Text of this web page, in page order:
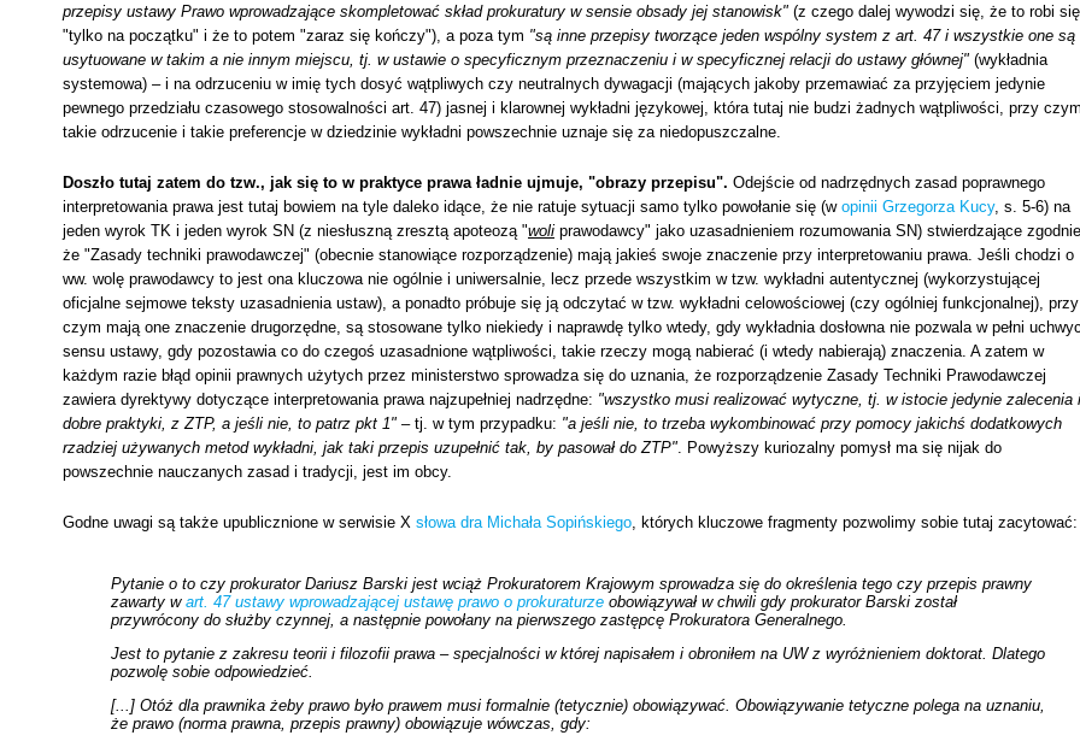
przepisy ustawy Prawo wprowadzające skompletować skład prokuratury w sensie obsady jej stanowisk" (z czego dalej wywodzi się, że to robi się
"tylko na początku" i że to potem "zaraz się kończy"), a poza tym "są inne przepisy tworzące jeden wspólny system z art. 47 i wszystkie one są
usytuowane w takim a nie innym miejscu, tj. w ustawie o specyficznym przeznaczeniu i w specyficznej relacji do ustawy głównej" (wykładnia
systemowa) – i na odrzuceniu w imię tych dosyć wątpliwych czy neutralnych dywagacji (mających jakoby przemawiać za przyjęciem jedynie
pewnego przedziału czasowego stosowalności art. 47) jasnej i klarownej wykładni językowej, która tutaj nie budzi żadnych wątpliwości, przy
takie odrzucenie i takie preferencje w dziedzinie wykładni powszechnie uznaje się za niedopuszczalne.
Doszło tutaj zatem do tzw., jak się to w praktyce prawa ładnie ujmuje, "obrazy przepisu". Odejście od nadrzędnych zasad poprawnego
interpretowania prawa jest tutaj bowiem na tyle daleko idące, że nie ratuje sytuacji samo tylko powołanie się (w opinii Grzegorza Kucy, s. 5-6) na
jeden wyrok TK i jeden wyrok SN (z niesłuszną zresztą apoteozą "woli prawodawcy" jako uzasadnieniem rozumowania SN) stwierdzające
że "Zasady techniki prawodawczej" (obecnie stanowiące rozporządzenie) mają jakieś swoje znaczenie przy interpretowaniu prawa. Jeśli chodzi o
ww. wolę prawodawcy to jest ona kluczowa nie ogólnie i uniwersalnie, lecz przede wszystkim w tzw. wykładni autentycznej (wykorzystującej
oficjalne sejmowe teksty uzasadnienia ustaw), a ponadto próbuje się ją odczytać w tzw. wykładni celowościowej (czy ogólniej funkcjonalnej), przy
czym mają one znaczenie drugorzędne, są stosowane tylko niekiedy i naprawdę tylko wtedy, gdy wykładnia dosłowna nie pozwala w pełni
sensu ustawy, gdy pozostawia co do czegoś uzasadnione wątpliwości, takie rzeczy mogą nabierać (i wtedy nabierają) znaczenia. A zatem w
każdym razie błąd opinii prawnych użytych przez ministerstwo sprowadza się do uznania, że rozporządzenie Zasady Techniki Prawodawczej
zawiera dyrektywy dotyczące interpretowania prawa najzupełniej nadrzędne: "wszystko musi realizować wytyczne, tj. w istocie jedynie zalecenia i
dobre praktyki, z ZTP, a jeśli nie, to patrz pkt 1" – tj. w tym przypadku: "a jeśli nie, to trzeba wykombinować przy pomocy jakichś dodatkowych
rzadziej używanych metod wykładni, jak taki przepis uzupełnić tak, by pasował do ZTP". Powyższy kuriozalny pomysł ma się nijak do
powszechnie nauczanych zasad i tradycji, jest im obcy.
Godne uwagi są także upublicznione w serwisie X słowa dra Michała Sopińskiego, których kluczowe fragmenty pozwolimy sobie tutaj zacytować:
Pytanie o to czy prokurator Dariusz Barski jest wciąż Prokuratorem Krajowym sprowadza się do określenia tego czy przepis prawny
zawarty w art. 47 ustawy wprowadzającej ustawę prawo o prokuraturze obowiązywał w chwili gdy prokurator Barski został
przywrócony do służby czynnej, a następnie powołany na pierwszego zastępcę Prokuratora Generalnego.
Jest to pytanie z zakresu teorii i filozofii prawa – specjalności w której napisałem i obroniłem na UW z wyróżnieniem doktorat. Dlatego
pozwolę sobie odpowiedzieć.
[...] Otóż dla prawnika żeby prawo było prawem musi formalnie (tetycznie) obowiązywać. Obowiązywanie tetyczne polega na uznaniu,
że prawo (norma prawna, przepis prawny) obowiązuje wówczas, gdy: